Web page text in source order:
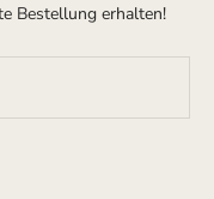
Bestellung erhalten!